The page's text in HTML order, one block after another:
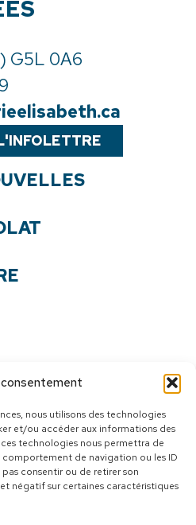
nous utilisons des technologies
et/ou accéder aux informations des
technologies nous permettra de
de navigation ou les ID
consentir ou de retirer son
négatif sur certaines caractéristiques
G5L 0A6